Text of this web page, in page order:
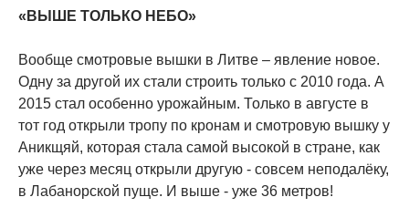
«ВЫШЕ ТОЛЬКО НЕБО»
Вообще смотровые вышки в Литве – явление новое.
Одну за другой их стали строить только с 2010 года. А
2015 стал особенно урожайным. Только в августе в
тот год открыли тропу по кронам и смотровую вышку у
Аникщяй, которая стала самой высокой в стране, как
уже через месяц открыли другую - совсем неподалёку,
в Лабанорской пуще. И выше - уже 36 метров!